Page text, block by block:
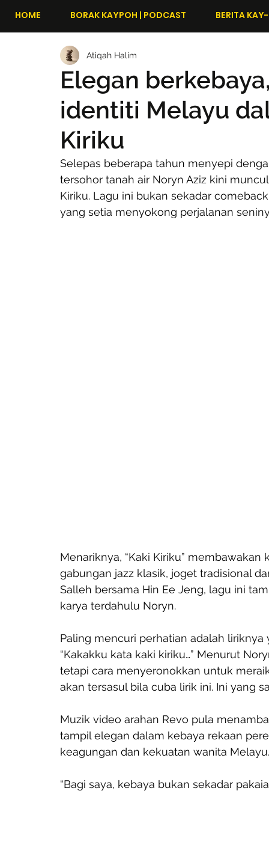
HOME BORAK KAYPOH | PODCAST BERITA
Elegan
identiti Melayu
Kiriku
Atiqah Halim
Selepas beberapa tahun menyepi
tersohor tanah air Noryn Aziz kini
Kiriku. Lagu ini bukan sekadar
yang setia menyokong perjalanan
Menariknya, “Kaki Kiriku”
gabungan jazz klasik, joget tradisional
Salleh bersama Hin Ee Jeng, lagu ini
karya terdahulu Noryn.
Paling mencuri perhatian adalah
“Kakakku kata kaki kiriku…” Menurut
tetapi cara menyeronokkan untuk
akan tersasul bila cuba lirik ini. Ini yang
Muzik video arahan Revo pula
tampil elegan dalam kebaya rekaan
keagungan dan kekuatan wanita
“Bagi saya, kebaya bukan sekadar